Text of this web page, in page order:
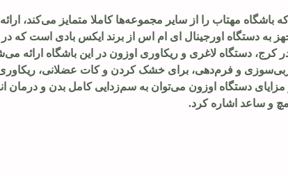
باشگاه مهتاب را از سایر مجموعه‌ها کاملا متمایز می‌کند،
به دستگاه اورجینال ای ام اس از برند ایکس بادی است که در
کرج، دستگاه لاغری و ریکاوری اوزون در این باشگاه ارائه
و فرم‌دهی، برای خشک کردن و کات عضلانی،
دستگاه اوزون می‌توان به سم‌زدایی کامل بدن و درمان
و ساعد اشاره کرد.